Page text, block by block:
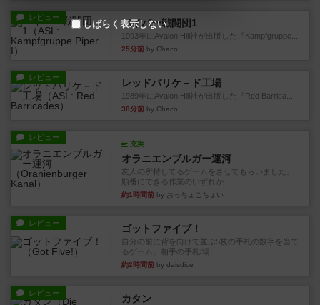
レビュー パイパー戦闘団1
1993年にAvalon Hill社が出版した『Kampfgruppe...
25分前 by Chaco
レビュー レッドバリケ－ド工場
1989年にAvalon Hill社が出版した『Red Barrica...
38分前 by Chaco
レビュー
充実
オラニエンブルガー運河
友人の所持してるゲームをさせてもらいました。
順番にできる作業のいずれか...
約1時間前 by おっちょこちょい
レビュー ゴットファイブ！
自分の前に背を向けて並ぶ5枚の手札の数字を当て
るゲーム。相手の手札/場...
約2時間前 by daisdice
レビュー カタン
しばらく表示しない